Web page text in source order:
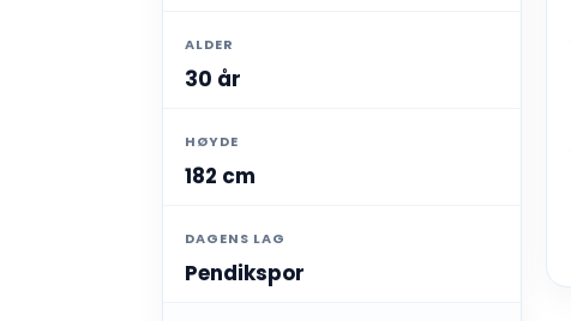
ALDER
30 år
HØYDE
182 cm
DAGENS LAG
Pendikspor